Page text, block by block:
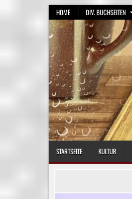
HOME DIV. BUCHSEITEN
STARTSEITE KULTUR